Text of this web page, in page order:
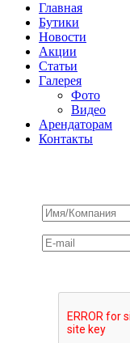
Главная
Бутики
Новости
Акции
Статьи
Галерея
Фото
Видео
Арендаторам
Контакты